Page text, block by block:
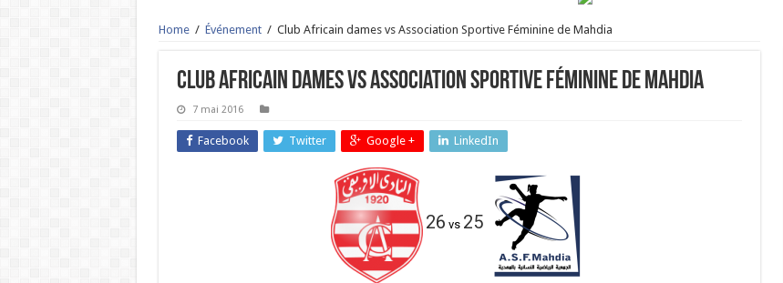
Home / Événement / Club Africain dames vs Association Sportive Féminine de Mahdia
Club Africain dames vs Association Sportive Féminine de Mahdia
7 mai 2016
Facebook Twitter Google + LinkedIn
26 vs 25